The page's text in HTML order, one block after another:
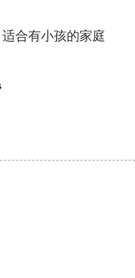
适合有小孩的家庭